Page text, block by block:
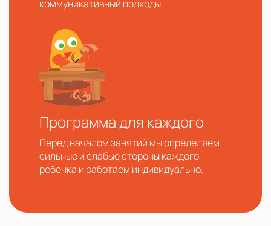
коммуникативный подходы.
Программа для каждого
Перед началом занятий мы определяем
сильные и слабые стороны каждого
ребенка и работаем индивидуально.